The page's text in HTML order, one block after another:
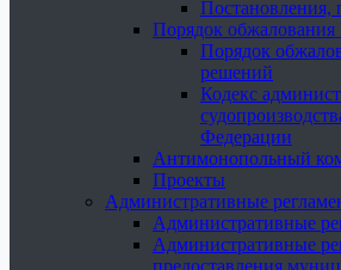
Постановления,
Порядок
Порядок
решений
Кодекс
Федерации
Антимонопольный
Проекты
Административные
Административные
Административные
предоставления